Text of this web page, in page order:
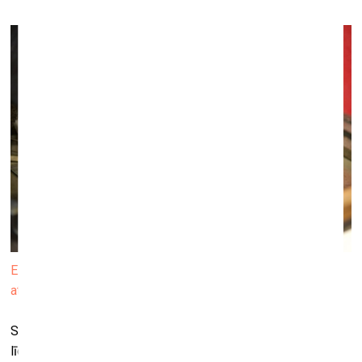
Ezell pašrocīgi veido katru iespieddarbu, pielāgojot burtus,
atstarpes un formas. Foto: Robert Sawa
Sabiles Mākslas, kultūras un tūrisma centrā no 15. maija
līdz 15. jūlijam norisināsies emet ezell (ASV) laikmetīgās